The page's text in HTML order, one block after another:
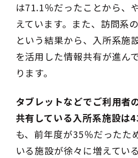
は71.1％だったことから、
えています。また、訪問系
という結果から、入所系施
を活用した情報共有が進ん
ります。
タブレットなどでご利用者
共有している入所系施設は
も、前年度が35％だったた
いる施設が徐々に増えてい